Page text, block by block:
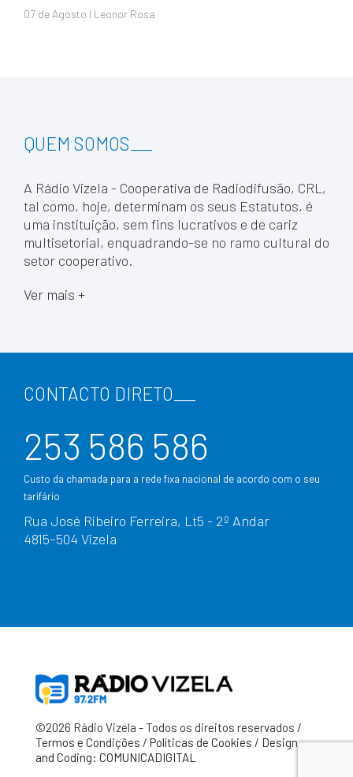
07 de Agosto I Leonor Rosa
QUEM SOMOS
A Rádio Vizela - Cooperativa de Radiodifusão, CRL,
tal como, hoje, determinam os seus Estatutos, é
uma instituição, sem fins lucrativos e de cariz
multisetorial, enquadrando-se no ramo cultural do
setor cooperativo.
Ver mais +
CONTACTO DIRETO
253 586 586
Custo da chamada para a rede fixa nacional de acordo com o seu
tarifário
Rua José Ribeiro Ferreira, Lt5 - 2º Andar
4815–504 Vizela
©2026 Rádio Vizela - Todos os direitos reservados /
Termos e Condições / Políticas de Cookies / Design
and Coding: COMUNICADIGITAL